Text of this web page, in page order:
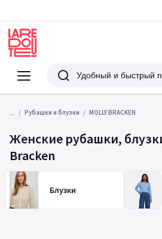
Меню
Redoute
Поиск
... Рубашки и блузки MOLLY BRACKEN
Женские рубашки,
Bracken
Блузки